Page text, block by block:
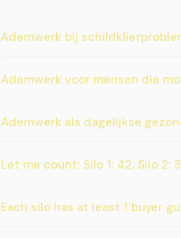
Ademwerk bij
Ademwerk voor mensen die
Ademwerk als dagelijkse
Let me count: Silo 1: 42, Silo 2:
Each silo has at least 1 buyer